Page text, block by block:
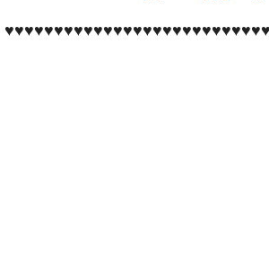
♥♥♥♥♥♥♥♥♥♥
♥♥♥♥♥♥♥♥♥♥♥♥♥♥♥♥♥